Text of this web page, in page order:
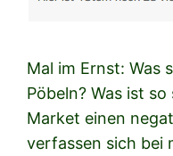
Mal im Ernst: Was
Pöbeln? Was ist
Market einen
verfassen sich bei